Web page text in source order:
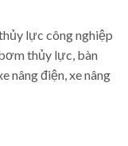
lực công nghiệp
thủy lực, bàn
nâng điện, xe nâng